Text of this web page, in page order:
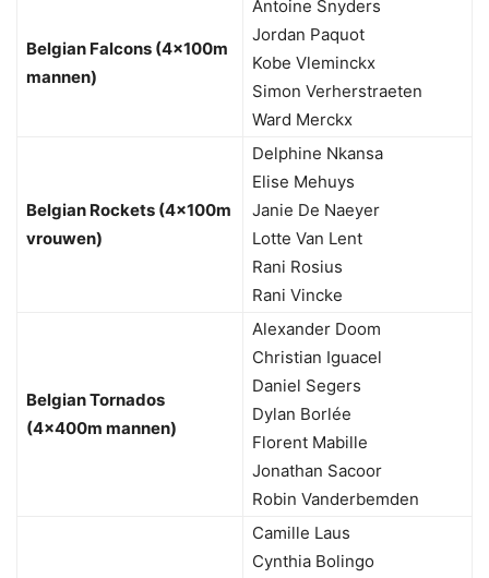
Belgian Falcons (4x100m
mannen)
Antoine Snyders
Jordan Paquot
Kobe Vleminckx
Simon Verherstraeten
Ward Merckx
Belgian Rockets (4x100m
vrouwen)
Delphine Nkansa
Elise Mehuys
Janie De Naeyer
Lotte Van Lent
Rani Rosius
Rani Vincke
Belgian Tornados
(4x400m mannen)
Alexander Doom
Christian Iguacel
Daniel Segers
Dylan Borlée
Florent Mabille
Jonathan Sacoor
Robin Vanderbemden
Camille Laus
Cynthia Bolingo